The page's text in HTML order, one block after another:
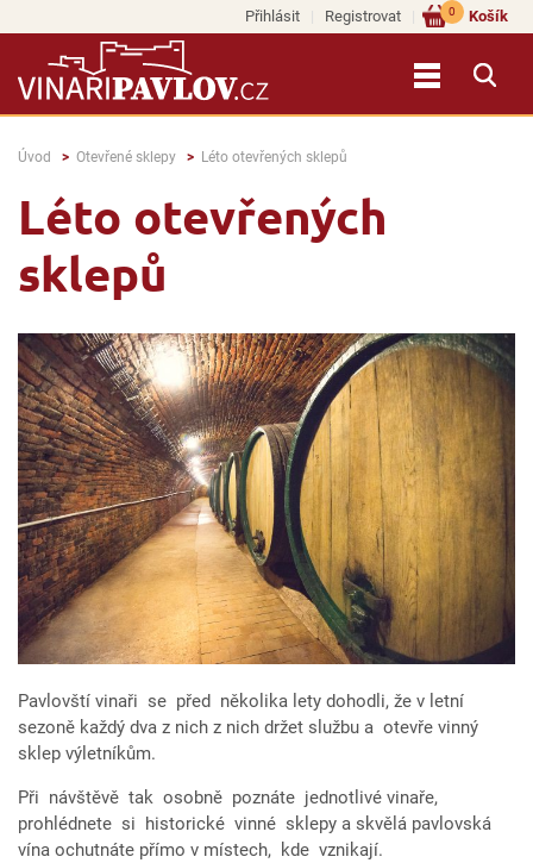
Přihlásit Registrovat Košík
0
Úvod Otevřené sklepy Léto otevřených sklepů
Léto otevřených
sklepů
Pavlovští vinaři se před několika lety dohodli, že v letní
sezoně každý dva z nich z nich držet službu a otevře vinný
sklep výletníkům.
Při návštěvě tak osobně poznáte jednotlivé vinaře,
prohlédnete si historické vinné sklepy a skvělá pavlovská
vína ochutnáte přímo v místech, kde vznikají.